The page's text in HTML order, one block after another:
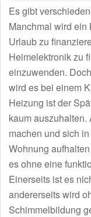
Es gibt
Manchmal wird ein
Urlaub zu
Heimelektronik zu
einzuwenden.
wird es bei einem
Heizung ist der
kaum
machen und sich
Wohnung
es ohne eine
Einerseits ist es
andererseits wird
Schimmelbildung